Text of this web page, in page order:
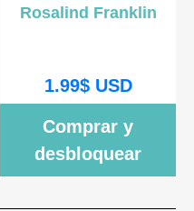
Rosalind Franklin
1.99$USD
Comprar y
desbloquear